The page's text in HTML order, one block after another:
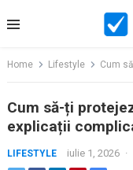
to
Home Lifestyle Cum
Cum să-ți
explicații
LIFESTYLE iulie 1, 2026 ·